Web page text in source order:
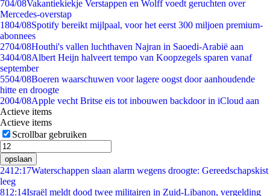
704/08Vakantiekiekje Verstappen en Wolff voedt geruchten over
Mercedes-overstap
1804/08Spotify bereikt mijlpaal, voor het eerst 300 miljoen premium-
abonnees
2704/08Houthi's vallen luchthaven Najran in Saoedi-Arabië aan
3404/08Albert Heijn halveert tempo van Koopzegels sparen vanaf
september
5504/08Boeren waarschuwen voor lagere oogst door aanhoudende
hitte en droogte
2004/08Apple vecht Britse eis tot inbouwen backdoor in iCloud aan
Actieve items
Actieve items
Scrollbar gebruiken
opslaan
2412:17Waterschappen slaan alarm wegens droogte: Gereedschapskist
leeg
812:14Israël meldt dood twee militairen in Zuid-Libanon, vergelding